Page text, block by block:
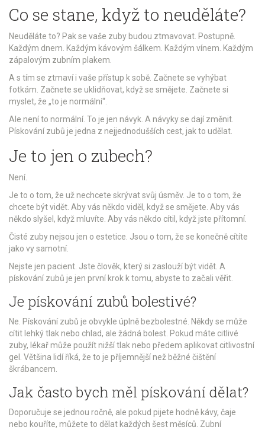
Co se stane, když to neuděláte?
Neuděláte to? Pak se vaše zuby budou ztmavovat. Postupně.
Každým dnem. Každým kávovým šálkem. Každým vínem. Každým
zápalovým zubním plakem.
A s tím se ztmaví i vaše přístup k sobě. Začnete se vyhýbat
fotkám. Začnete se uklidňovat, když se smějete. Začnete si
myslet, že „to je normální“.
Ale není to normální. To je jen návyk. A návyky se dají změnit.
Pískování zubů je jedna z nejjednodušších cest, jak to udělat.
Je to jen o zubech?
Není.
Je to o tom, že už nechcete skrývat svůj úsměv. Je to o tom, že
chcete být vidět. Aby vás někdo viděl, když se smějete. Aby vás
někdo slyšel, když mluvíte. Aby vás někdo cítil, když jste přítomní.
Čisté zuby nejsou jen o estetice. Jsou o tom, že se konečně cítíte
jako vy samotní.
Nejste jen pacient. Jste člověk, který si zaslouží být vidět. A
pískování zubů je jen první krok k tomu, abyste to začali věřit.
Je pískování zubů bolestivé?
Ne. Pískování zubů je obvykle úplně bezbolestné. Někdy se může
cítit lehký tlak nebo chlad, ale žádná bolest. Pokud máte citlivé
zuby, lékař může použít nižší tlak nebo předem aplikovat citlivostní
gel. Většina lidí říká, že to je příjemnější než běžné čištění
škrábancem.
Jak často bych měl pískování dělat?
Doporučuje se jednou ročně, ale pokud pijete hodně kávy, čaje
nebo kouříte, můžete to dělat každých šest měsíců. Zubní